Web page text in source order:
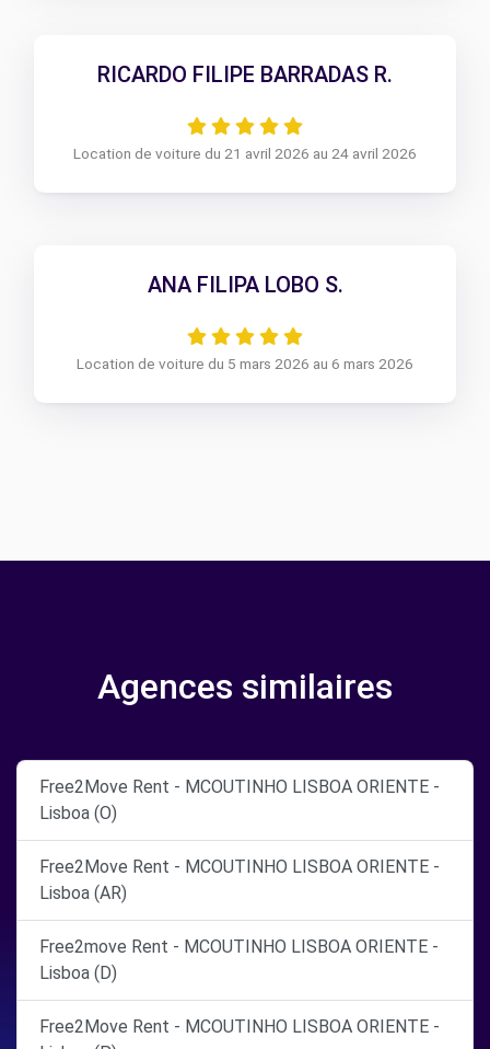
RICARDO FILIPE BARRADAS R.
Location de voiture du 21 avril 2026 au 24 avril 2026
ANA FILIPA LOBO S.
Location de voiture du 5 mars 2026 au 6 mars 2026
Agences similaires
Free2Move Rent - MCOUTINHO LISBOA ORIENTE -
Lisboa (O)
Free2Move Rent - MCOUTINHO LISBOA ORIENTE -
Lisboa (AR)
Free2move Rent - MCOUTINHO LISBOA ORIENTE -
Lisboa (D)
Free2Move Rent - MCOUTINHO LISBOA ORIENTE -